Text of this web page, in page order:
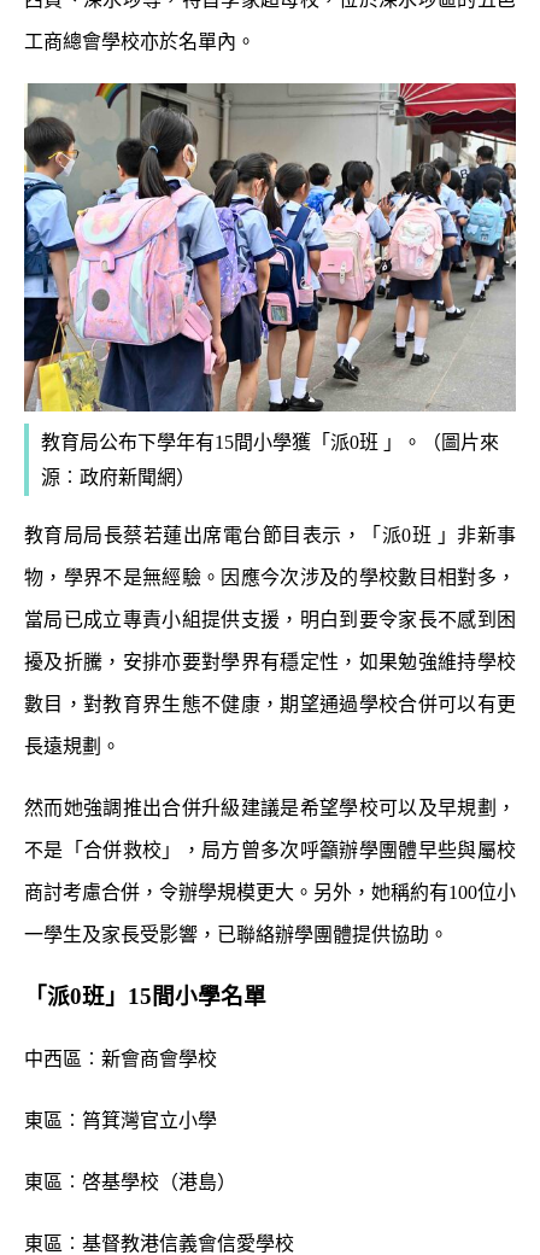
工商總會學校亦於名單內。
教育局公布下學年有15間小學獲「派0班 」。（圖片來
源︰政府新聞網）
教育局局長蔡若蓮出席電台節目表示，「派0班 」非新事
物，學界不是無經驗。因應今次涉及的學校數目相對多，
當局已成立專責小組提供支援，明白到要令家長不感到困
擾及折騰，安排亦要對學界有穩定性，如果勉強維持學校
數目，對教育界生態不健康，期望通過學校合併可以有更
長遠規劃。
然而她強調推出合併升級建議是希望學校可以及早規劃，
不是「合併救校」，局方曾多次呼籲辦學團體早些與屬校
商討考慮合併，令辦學規模更大。另外，她稱約有100位小
一學生及家長受影響，已聯絡辦學團體提供協助。
「派0班」15間小學名單
中西區︰新會商會學校
東區︰筲箕灣官立小學
東區︰啓基學校（港島）
東區︰基督教港信義會信愛學校